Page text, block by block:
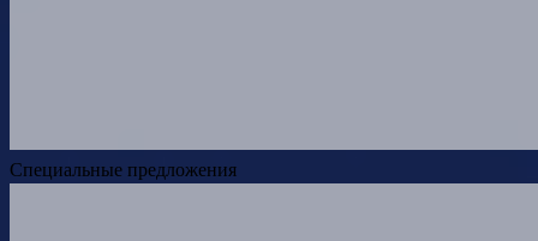
Специальные предложения